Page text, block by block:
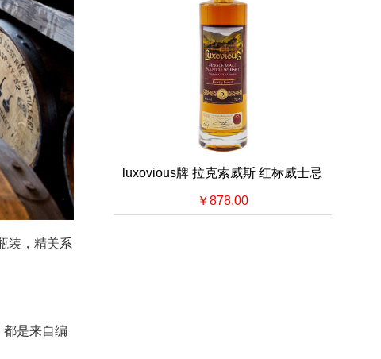
装，精美系
都是来自编
luxovious牌 拉克索威斯 红标威士忌
￥878.00